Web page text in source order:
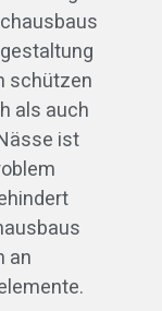
schützen
als auch
ist
an